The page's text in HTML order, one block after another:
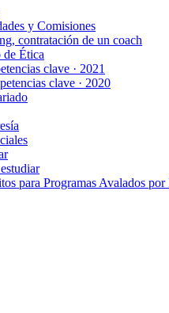
y Comisiones
contratación de un coach
Ética
clave · 2021
clave · 2020
para Programas Avalados